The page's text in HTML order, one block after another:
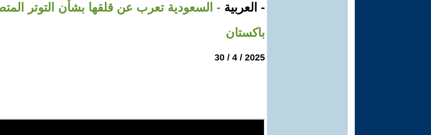
- العربية - السعودية تعرب عن قلقها بشأن التوتر
باكستان
2025 / 4 / 30